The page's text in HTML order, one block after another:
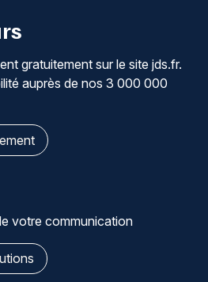
gratuitement sur le site jds.fr.
auprès de nos 3 000 000
votre communication